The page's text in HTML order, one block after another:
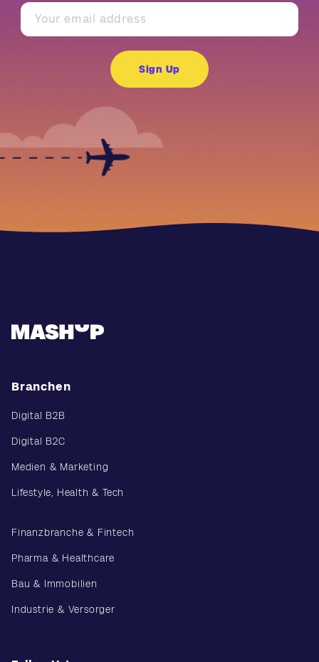
Branchen
Digital B2B
Digital B2C
Medien & Marketing
Lifestyle, Health & Tech
Finanzbranche & Fintech
Pharma & Healthcare
Bau & Immobilien
Industrie & Versorger